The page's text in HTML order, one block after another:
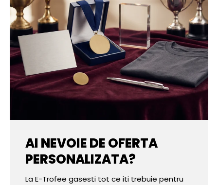
AI NEVOIE DE OFERTA
PERSONALIZATA?
La E-Trofee gasesti tot ce iti trebuie pentru